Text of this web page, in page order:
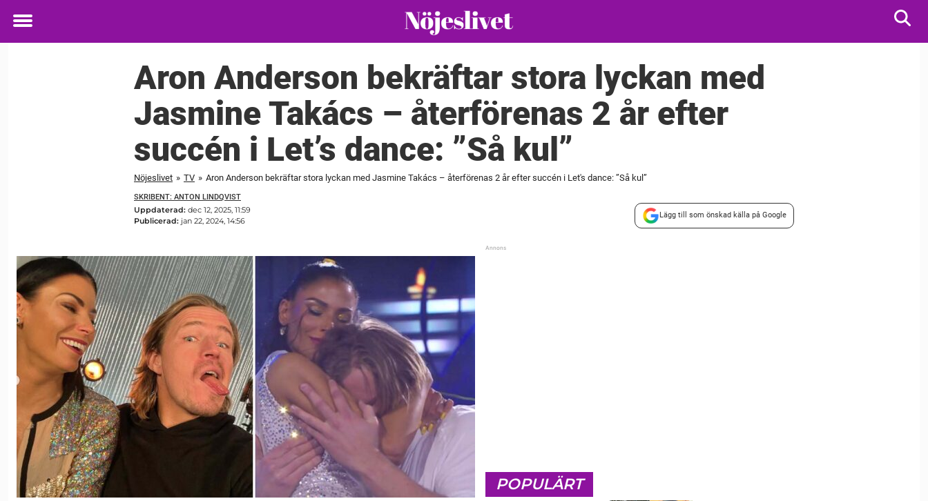
Toggle
Aron Anderson bekräftar stora lyckan med
Jasmine Takács – återförenas 2 år efter
succén i Let’s dance: ”Så kul”
Nöjeslivet » TV » Aron Anderson bekräftar stora lyckan med Jasmine Takács – återförenas 2 år efter succén i Let's dance: ”Så kul”
SKRIBENT: ANTON LINDQVIST
Uppdaterad: dec 12, 2025, 11:59
Publicerad: jan 22, 2024, 14:56
Lägg till som önskad källa på Google
POPULÄRT